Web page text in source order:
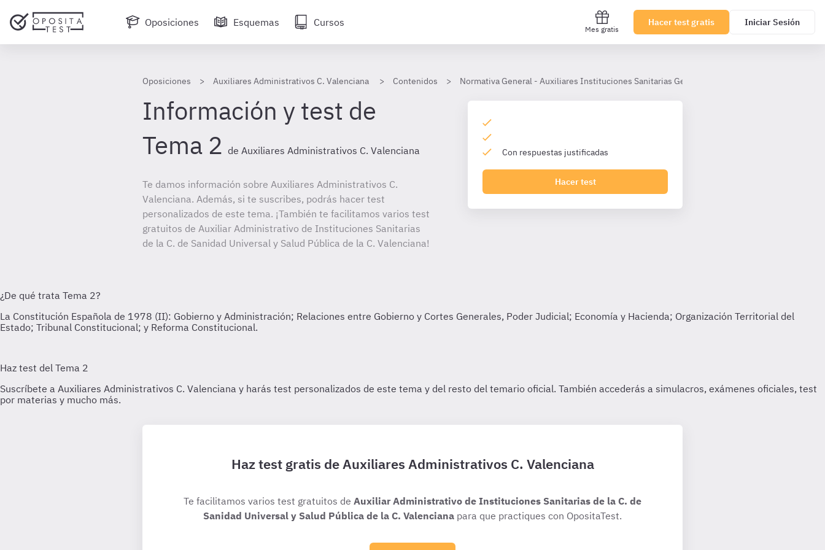
Oposiciones Esquemas Cursos
Mes gratis
Hacer test gratis Iniciar Sesión
Oposiciones Auxiliares Administrativos C. Valenciana Contenidos Normativa General - Auxiliares Instituciones Sanitarias Generalitat Valenciana
Información y test de
Tema 2 de Auxiliares Administrativos C. Valenciana
Te damos información sobre Auxiliares Administrativos C.
Valenciana. Además, si te suscribes, podrás hacer test
personalizados de este tema. ¡También te facilitamos varios test
gratuitos de Auxiliar Administrativo de Instituciones Sanitarias
de la C. de Sanidad Universal y Salud Pública de la C. Valenciana!
Con respuestas justificadas
Hacer test
Haz test gratis de Auxiliares Administrativos C. Valenciana
Te facilitamos varios test gratuitos de Auxiliar Administrativo de Instituciones Sanitarias de la C. de
Sanidad Universal y Salud Pública de la C. Valenciana para que practiques con OpositaTest.